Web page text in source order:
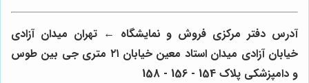
آدرس دفتر مرکزی فروش و نمایشگاه ← تهران میدان آزادی
خیابان آزادی میدان استاد معین خیابان ۲۱ متری جی بین طوس
و دامپزشکی پلاک 154 - 156 - 158